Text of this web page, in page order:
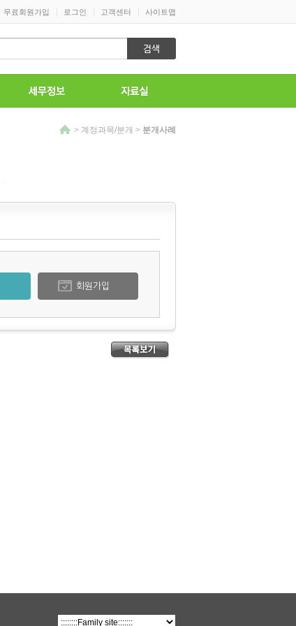
무료회원가입 로그인 고객센터 사이트맵
> 계정과목/분개 > 분개사례
회원가입